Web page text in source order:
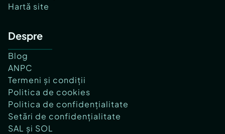
Hartă site
Despre
Blog
ANPC
Termeni și condiții
Politica de cookies
Politica de confidențialitate
Setări de confidențialitate
SAL și SOL